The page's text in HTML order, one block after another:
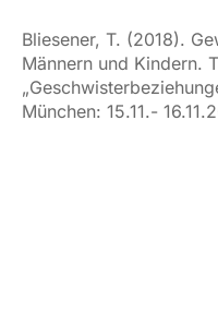
Bliesener, T. (2018).
Männern und Kindern.
München: 15.11.-